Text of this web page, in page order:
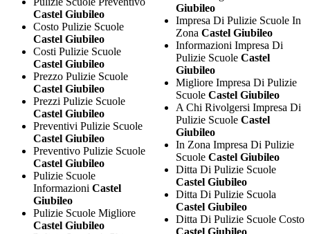
Castel Giubileo
Costo Pulizie Scuole
Castel Giubileo
Costi Pulizie Scuole
Castel Giubileo
Prezzo Pulizie Scuole
Castel Giubileo
Prezzi Pulizie Scuole
Castel Giubileo
Preventivi Pulizie Scuole
Castel Giubileo
Preventivo Pulizie Scuole
Castel Giubileo
Pulizie Scuole
Informazioni Castel
Giubileo
Pulizie Scuole Migliore
Castel Giubileo
Giubileo
Impresa Di Pulizie Scuole In
Zona Castel Giubileo
Informazioni Impresa Di
Pulizie Scuole Castel
Giubileo
Migliore Impresa Di Pulizie
Scuole Castel Giubileo
A Chi Rivolgersi Impresa Di
Pulizie Scuole Castel
Giubileo
In Zona Impresa Di Pulizie
Scuole Castel Giubileo
Ditta Di Pulizie Scuole
Castel Giubileo
Ditta Di Pulizie Scuola
Castel Giubileo
Ditta Di Pulizie Scuole Costo
Castel Giubileo